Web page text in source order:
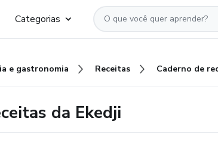
Categorias
e gastronomia Receitas
da Ekedji